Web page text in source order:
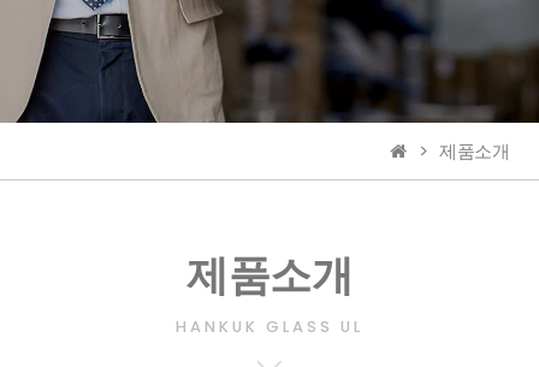
제품소개
제품소개
HANKUK GLASS UL